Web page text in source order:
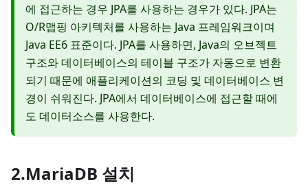
에 접근하는 경우 JPA를 사용하는 경우가 있다. JPA는
O/R맵핑 아키텍처를 사용하는 Java 프레임워크이며
Java EE6 표준이다. JPA를 사용하면, Java의 오브젝트
구조와 데이터베이스의 테이블 구조가 자동으로 변환
되기 때문에 애플리케이션의 코딩 및 데이터베이스 변
경이 쉬워진다. JPA에서 데이터베이스에 접근할 때에
도 데이터소스를 사용한다.
2.MariaDB 설치